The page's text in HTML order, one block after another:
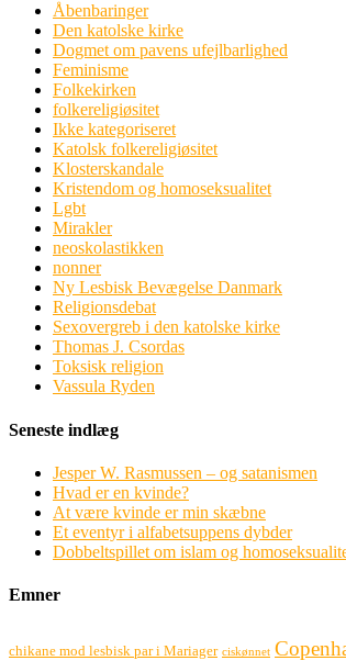
Åbenbaringer
Den katolske kirke
Dogmet om pavens ufejlbarlighed
Feminisme
Folkekirken
folkereligiøsitet
Ikke kategoriseret
Katolsk folkereligiøsitet
Klosterskandale
Kristendom og homoseksualitet
Lgbt
Mirakler
neoskolastikken
nonner
Ny Lesbisk Bevægelse Danmark
Religionsdebat
Sexovergreb i den katolske kirke
Thomas J. Csordas
Toksisk religion
Vassula Ryden
Seneste indlæg
Jesper W. Rasmussen – og satanismen
Hvad er en kvinde?
At være kvinde er min skæbne
Et eventyr i alfabetsuppens dybder
Dobbeltspillet om islam og
Emner
chikane mod lesbisk par i Mariager ciskønnet